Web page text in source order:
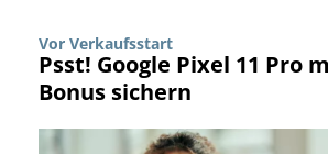
Vor Verkaufsstart
Psst! Google Pixel 11 Pro
Bonus sichern